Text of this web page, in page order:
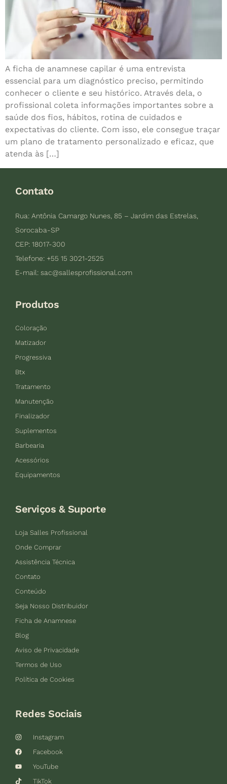
A ficha de anamnese capilar é uma entrevista
essencial para um diagnóstico preciso, permitindo
conhecer o cliente e seu histórico. Através dela, o
profissional coleta informações importantes sobre a
saúde dos fios, hábitos, rotina de cuidados e
expectativas do cliente. Com isso, ele consegue traçar
um plano de tratamento personalizado e eficaz, que
atenda às […]
Contato
Rua: Antônia Camargo Nunes, 85 – Jardim das Estrelas,
Sorocaba-SP
CEP: 18017-300
Telefone: +55 15 3021-2525
E-mail: sac@sallesprofissional.com
Produtos
Coloração
Matizador
Progressiva
Btx
Tratamento
Manutenção
Finalizador
Suplementos
Barbearia
Acessórios
Equipamentos
Serviços & Suporte
Loja Salles Profissional
Onde Comprar
Assistência Técnica
Contato
Conteúdo
Seja Nosso Distribuidor
Ficha de Anamnese
Blog
Aviso de Privacidade
Termos de Uso
Política de Cookies
Redes Sociais
Instagram
Facebook
YouTube
TikTok